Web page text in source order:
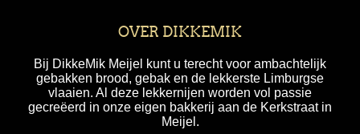
OVER DIKKEMIK
Bij DikkeMik Meijel kunt u terecht voor ambachtelijk
gebakken brood, gebak en de lekkerste Limburgse
vlaaien. Al deze lekkernijen worden vol passie
gecreëerd in onze eigen bakkerij aan de Kerkstraat in
Meijel.